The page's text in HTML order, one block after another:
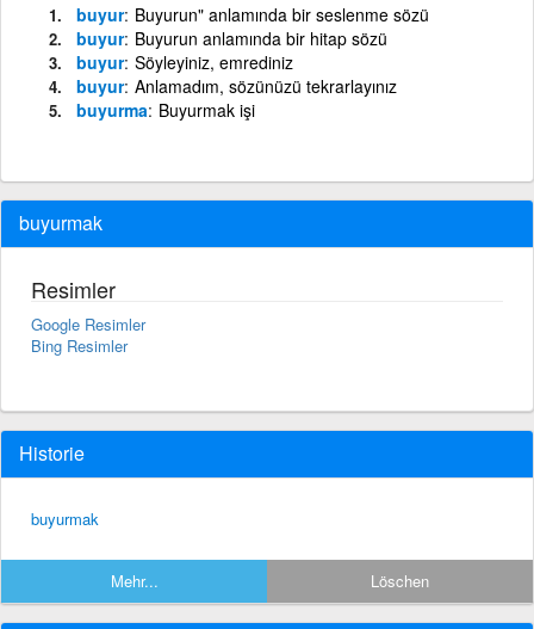
buyur Buyurun" anlamında bir seslenme sözü
buyur Buyurun anlamında bir hitap sözü
buyur Söyleyiniz, emrediniz
buyur Anlamadım, sözünüzü tekrarlayınız
buyurma Buyurmak işi
buyurmak
Resimler
Google Resimler
Bing Resimler
Historie
buyurmak
Mehr... Löschen